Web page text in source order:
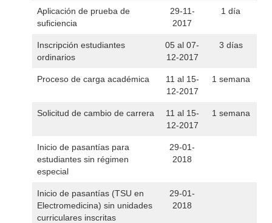
Aplicación de prueba de
suficiencia
29-11-
2017
1 día
Inscripción estudiantes
ordinarios
05 al 07-
12-2017
3 días
Proceso de carga académica
11 al 15-
12-2017
1 semana
Solicitud de cambio de carrera
11 al 15-
12-2017
1 semana
Inicio de pasantías para
estudiantes sin régimen
especial
29-01-
2018
Inicio de pasantías (TSU en
Electromedicina) sin unidades
curriculares inscritas
29-01-
2018